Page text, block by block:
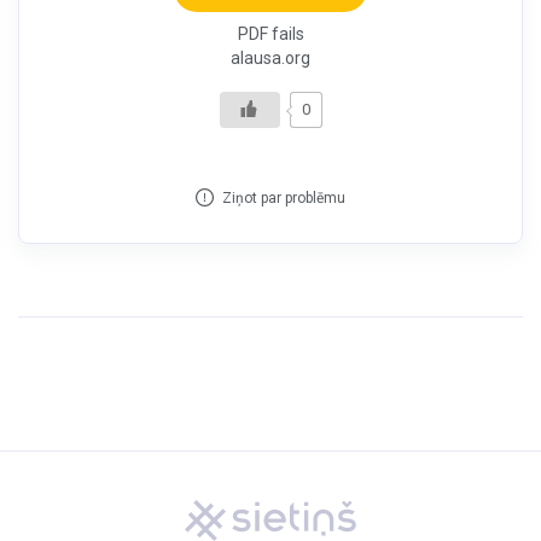
PDF fails
alausa.org
0
Ziņot par problēmu